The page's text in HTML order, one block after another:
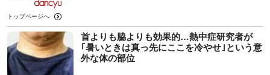
トップページへ
首よりも脇よりも効果的…熱中症研究者が
｢暑いときは真っ先にここを冷やせ｣という意
外な体の部位